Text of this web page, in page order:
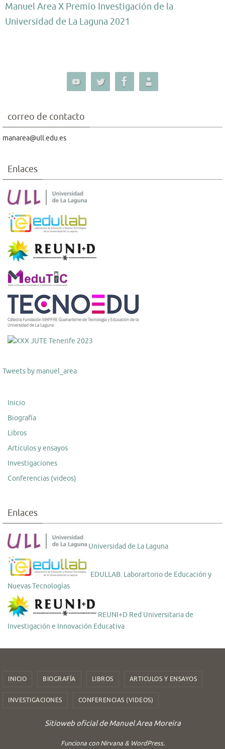
Manuel Area X Premio Investigación de la
Universidad de La Laguna 2021
correo de contacto
manarea@ull.edu.es
Enlaces
Tweets by manuel_area
Inicio
Biografía
Libros
Articulos y ensayos
Investigaciones
Conferencias (videos)
Enlaces
Universidad de La Laguna
EDULLAB. Laborartorio de Educación y
Nuevas Tecnologías
REUNI+D Red Universitaria de
Investigación e Innovación Educativa
INICIO BIOGRAFÍA LIBROS ARTICULOS Y ENSAYOS
INVESTIGACIONES CONFERENCIAS (VIDEOS)
Sitioweb oficial de Manuel Area Moreira
Funciona conNirvana& WordPress.